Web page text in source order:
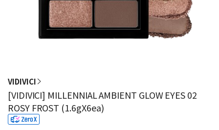
VIDIVICI
[VIDIVICI] MILLENNIAL AMBIENT GLOW EYES 02
ROSY FROST (1.6gX6ea)